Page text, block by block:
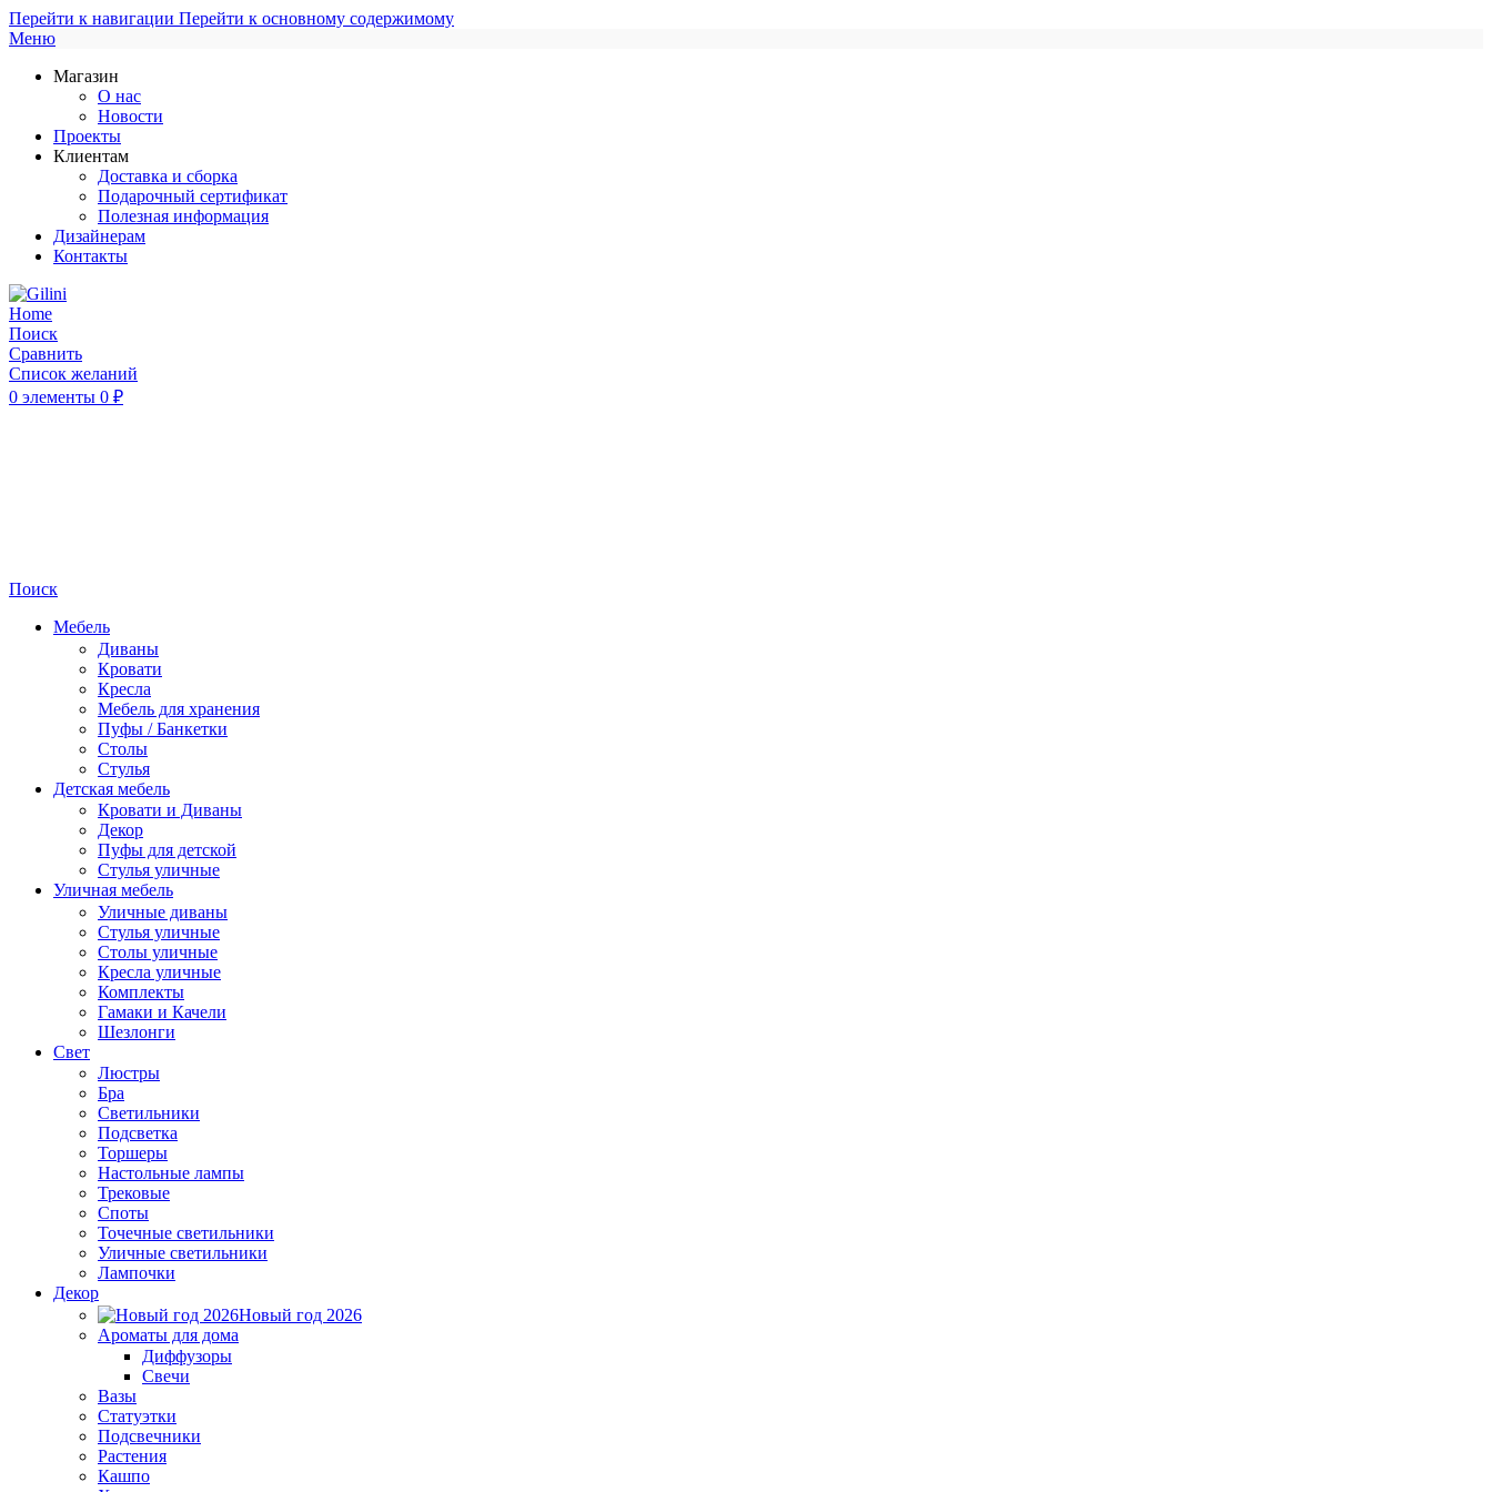
Перейти к навигации Перейти к основному содержимому
Меню
Магазин
О нас
Новости
Проекты
Клиентам
Доставка и сборка
Подарочный сертификат
Полезная информация
Дизайнерам
Контакты
Поиск
Сравнить
Список желаний
0 элементы 0 ₽
Поиск
Мебель
Диваны
Кровати
Кресла
Мебель для хранения
Пуфы / Банкетки
Столы
Стулья
Детская мебель
Кровати и Диваны
Декор
Пуфы для детской
Стулья уличные
Уличная мебель
Уличные диваны
Стулья уличные
Столы уличные
Кресла уличные
Комплекты
Гамаки и Качели
Шезлонги
Свет
Люстры
Бра
Светильники
Подсветка
Торшеры
Настольные лампы
Трековые
Споты
Точечные светильники
Уличные светильники
Лампочки
Декор
Новый год 2026
Ароматы для дома
Диффузоры
Свечи
Вазы
Статуэтки
Подсвечники
Растения
Кашпо